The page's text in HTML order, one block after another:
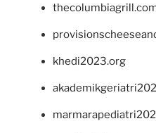
khedi2023.org